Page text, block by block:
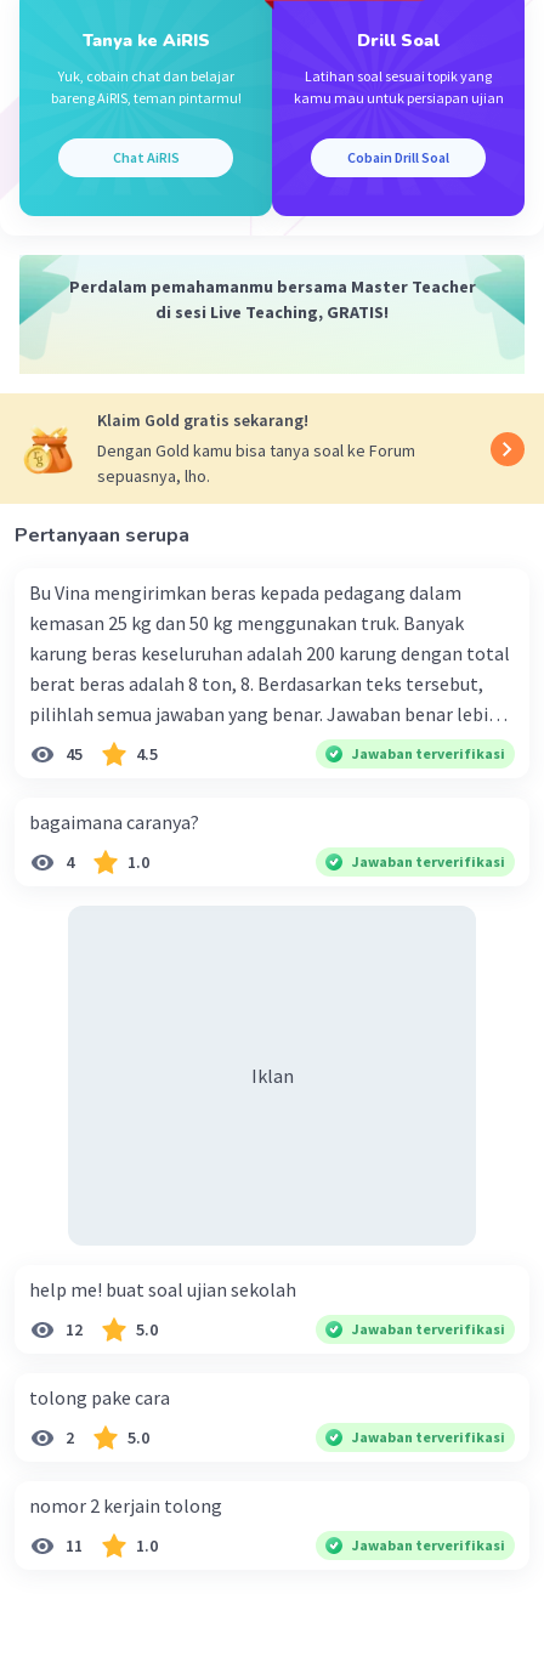
Tanya ke AiRIS
Yuk, cobain chat dan belajar
bareng AiRIS, teman pintarmu!
Chat AiRIS
Drill Soal
Latihan soal sesuai topik yang
kamu mau untuk persiapan ujian
Cobain Drill Soal
Perdalam pemahamanmu bersama Master Teacher
di sesi Live Teaching, GRATIS!
Klaim Gold gratis sekarang!
Dengan Gold kamu bisa tanya soal ke Forum
sepuasnya, lho.
Pertanyaan serupa
Bu Vina mengirimkan beras kepada pedagang dalam
kemasan 25 kg dan 50 kg menggunakan truk. Banyak
karung beras keseluruhan adalah 200 karung dengan total
berat beras adalah 8 ton, 8. Berdasarkan teks tersebut,
pilihlah semua jawaban yang benar. Jawaban benar lebih
dari satu. Banyak karung beras kemasan 25 kg adalah 50
buah. Banyak karung beras kemasan 50 kg adalah 150
ton. Perbandingan berat beras kemasan 25 kg dan 50 kg
dalam truk adalah 1: 3. 9. Berdasarkan teks tersebut, jika
45 4.5 Jawaban terverifikasi
bagaimana caranya?
4 1.0 Jawaban terverifikasi
Iklan
help me! buat soal ujian sekolah
12 5.0 Jawaban terverifikasi
tolong pake cara
2 5.0 Jawaban terverifikasi
nomor 2 kerjain tolong
11 1.0 Jawaban terverifikasi